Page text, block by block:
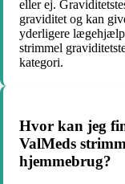
eller ej.
graviditet og kan
yderligere
strimmel
kategori.
Hvor kan jeg
ValMeds
hjemmebrug?